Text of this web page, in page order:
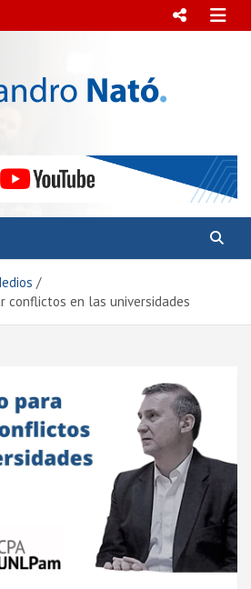
conflictos en las universidades